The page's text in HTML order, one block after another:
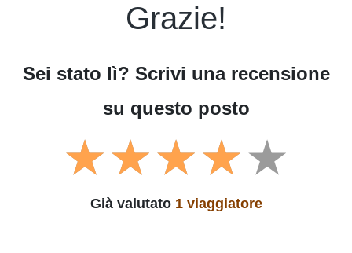
Grazie!
Sei stato lì? Scrivi una recensione
su questo posto
Già valutato 1 viaggiatore